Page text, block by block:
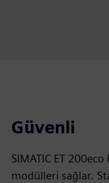
Güvenli
SIMATIC ET
modülleri sağlar.